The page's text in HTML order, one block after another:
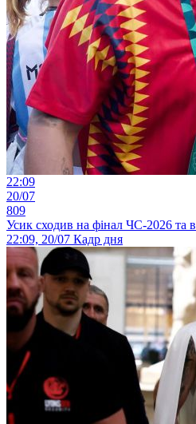
22:09
20/07
809
Усик сходив на фінал ЧС-2026 та
22:09, 20/07 Кадр дня